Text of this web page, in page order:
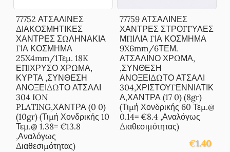
77752 ΑΤΣΑΛΙΝΕΣ
ΔΙΑΚΟΣΜΗΤΙΚΕΣ
ΧΑΝΤΡΕΣ ΣΩΛΗΝΑΚΙΑ
ΓΙΑ ΚΟΣΜΗΜΑ
25X4mm/1Τεμ. 18K
ΕΠΙΧΡΥΣΟ ΧΡΩΜΑ,
ΚΥΡΤΑ ,ΣΥΝΘΕΣΗ
ΑΝΟΞΕΙΔΩΤΟ ΑΤΣΑΛΙ
304 ION
PLATING,ΧΑΝΤΡΑ (0 0)
(10gr) (Τιμή Χονδρικής 10
Τεμ.@ 1.38= €13.8
,Αναλόγως
Διαθεσιμότητας)
77759 ΑΤΣΑΛΙΝΕΣ
ΧΑΝΤΡΕΣ ΣΤΡΟΓΓΥΛΕΣ
ΜΠΙΛΙΑ ΓΙΑ ΚΟΣΜΗΜΑ
9X6mm/6ΤΕΜ.
ΑΤΣΑΛΙΝΟ ΧΡΩΜΑ,
,ΣΥΝΘΕΣΗ
ΑΝΟΞΕΙΔΩΤΟ ΑΤΣΑΛΙ
304,ΧΡΙΣΤΟΥΓΕΝΝΙΑΤΙΚ
Α,ΧΑΝΤΡΑ (17 0) (8gr)
(Τιμή Χονδρικής 60 Τεμ.@
0.14= €8.4 ,Αναλόγως
Διαθεσιμότητας)
€1.40